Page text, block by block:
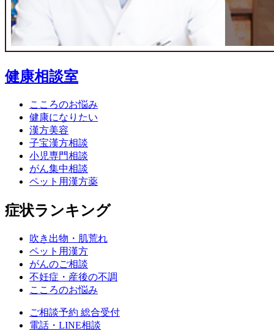
健康相談室
こころのお悩み
健康になりたい
漢方美容
子宝漢方相談
小児専門相談
がん集中相談
ペット用漢方薬
症状ランキング
吹き出物・肌荒れ
ペット用漢方
がんのご相談
不妊症・産後の不調
こころのお悩み
ご相談予約 総合受付
電話・LINE相談